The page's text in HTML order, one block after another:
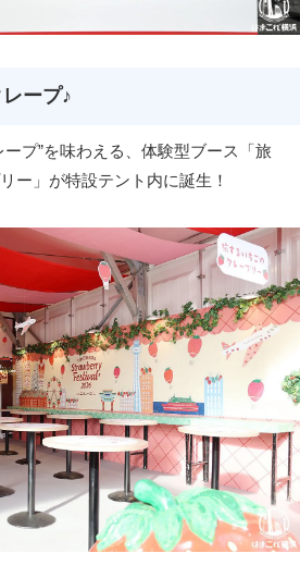
ープ♪
プ”を味わえる、体験型ブース「旅
ー」が特設テント内に誕生！